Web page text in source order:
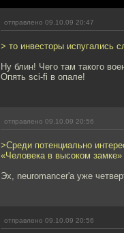
отправлено 09.10.09 20:47
> то инвесторы испугались
Ну блин! Чего там такого
Опять sci-fi в опале!
отправлено 09.10.09 20:56
>Среди потенциально
«Человека в высоком
Эх, neuromancer'a уже
отправлено 09.10.09 20:56